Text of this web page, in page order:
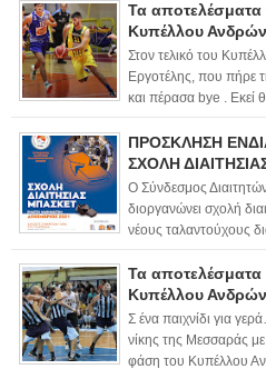
Τα
Κυπέλλου
Στον τελικό του
Εργοτέλης, που πήρε
και πέρασα bye . Εκεί
ΠΡΟΣΚΛΗΣΗ
ΣΧΟΛΗ
Ο Σύνδεσμος
διοργανώνει σχολή
νέους ταλαντούχους
Τα
Κυπέλλου
Σ ένα παιχνίδι για
νίκης της Μεσσαράς
φάση του Κυπέλλου